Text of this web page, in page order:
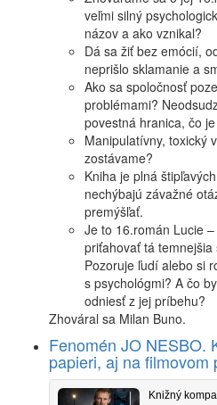
veľmi silný
názov a ako vznikal?
Dá sa žiť bez emócií,
neprišlo sklamanie a
Ako sa spoločnosť
problémami?
povestná hranica, čo
Manipulatívny, toxický
zostávame?
Kniha je plná
nechýbajú závažné
premýšľať.
Je to 16.román Lucie
priťahovať tá
Pozoruje ľudí alebo si
s psychológmi? A čo
odniesť z jej príbehu?
Zhováral sa Milan Buno.
Fenomén JO NESBO.
papieri, aj na filmovom